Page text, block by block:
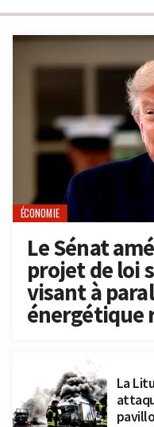
ÉCONOMIE
Le Sénat
projet de loi
visant à
énergétique
La